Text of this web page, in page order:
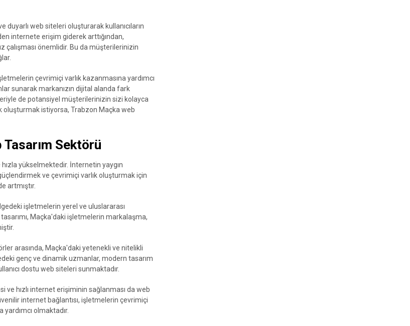
web siteleri oluşturarak kullanıcıların
internete erişim giderek arttığından,
önemlidir. Bu da müşterilerinizin
çevrimiçi varlık kazanmasına yardımcı
sunarak markanızın dijital alanda fark
de potansiyel müşterilerinizin sizi kolayca
oluşturmak istiyorsa, Trabzon Maçka web
Sektörü
yükselmektedir. İnternetin yaygın
ve çevrimiçi varlık oluşturmak için
artmıştır.
işletmelerin yerel ve uluslararası
Maçka'daki işletmelerin markalaşma,
arasında, Maçka'daki yetenekli ve nitelikli
genç ve dinamik uzmanlar, modern tasarım
dostu web siteleri sunmaktadır.
ve hızlı internet erişiminin sağlanması da web
internet bağlantısı, işletmelerin çevrimiçi
olmaktadır.